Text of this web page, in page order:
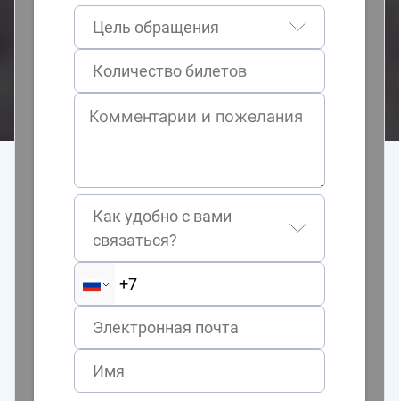
Цель обращения
Как удобно с вами
связаться?